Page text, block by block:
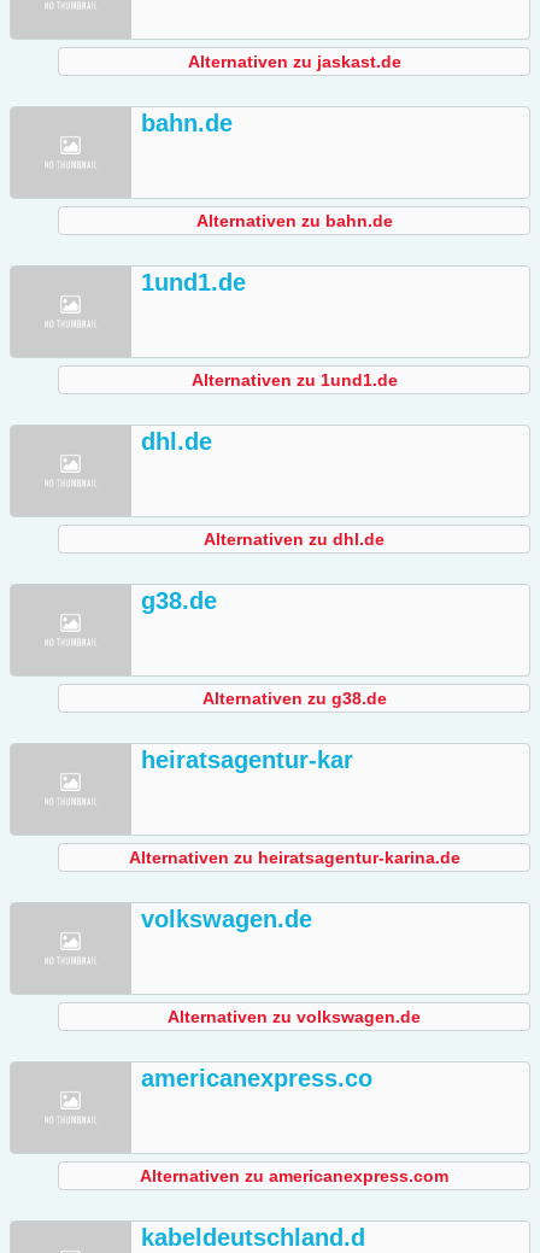
Alternativen zu jaskast.de
bahn.de
Alternativen zu bahn.de
1und1.de
Alternativen zu 1und1.de
dhl.de
Alternativen zu dhl.de
g38.de
Alternativen zu g38.de
heiratsagentur-kar
Alternativen zu heiratsagentur-karina.de
volkswagen.de
Alternativen zu volkswagen.de
americanexpress.co
Alternativen zu americanexpress.com
kabeldeutschland.d